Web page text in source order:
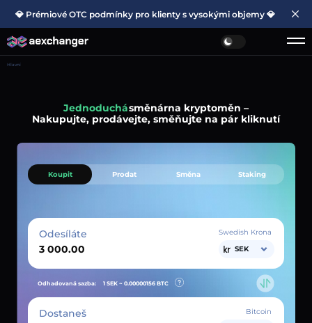
💎 Prémiové OTC podmínky pro klienty s vysokými objemy 💎
Hlavní
Jednoduchásměnárna kryptoměn –
Nakupujte, prodávejte, směňujte na pár kliknutí
Koupit Prodat Směna Staking
Odesíláte
Swedish Krona
SEK
Odhadovaná sazba: 1 SEK ~ 0.00000156 BTC
Dostaneš
Bitcoin